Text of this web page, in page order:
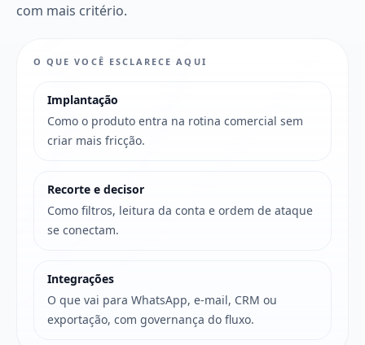
com mais critério.
O QUE VOCÊ ESCLARECE AQUI
Implantação
Como o produto entra na rotina comercial sem
criar mais fricção.
Recorte e decisor
Como filtros, leitura da conta e ordem de ataque
se conectam.
Integrações
O que vai para WhatsApp, e-mail, CRM ou
exportação, com governança do fluxo.